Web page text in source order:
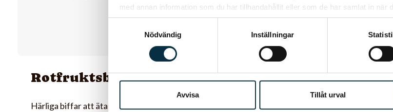
med annan information som du har tillhandahållit eller som de har samlat in när
Nödvändig
Inställningar
Avvisa Tillåt urval
Rotfruktsbiffar
Härliga biffar att äta som dom är eller
Rotfruktsröra med
och bönor